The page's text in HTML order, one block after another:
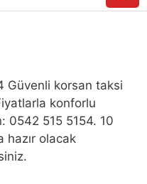
Güvenli korsan taksi
konforlu
0542 515 5154. 10
hazır olacak